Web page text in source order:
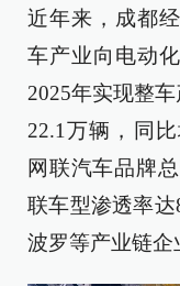
近年来，成都
车产业向电动
2025年实现整
22.1万辆，同
网联汽车品牌
联车型渗透率
波罗等产业链企